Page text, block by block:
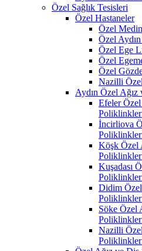
Özel Sağlık Tesisleri
Özel Hastaneler
Özel
Özel
Özel Ege
Özel
Özel
Nazilli
Aydın Özel Ağız
Efeler Özel
İncirliova
Köşk Özel
Kuşadası
Didim Özel
Söke Özel
Nazilli Özel